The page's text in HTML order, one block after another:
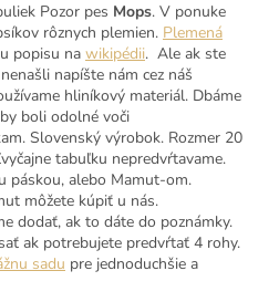
Pozor pes Mops. V ponuke
rôznych plemien. Plemená
popisu na wikipédii. Ale ak ste
napíšte nám cez náš
hliníkový materiál. Dbáme
boli odolné voči
Slovenský výrobok. Rozmer 20
tabuľku nepredvŕtavame.
páskou, alebo Mamut-om.
môžete kúpiť u nás.
dodať, ak to dáte do poznámky.
ak potrebujete predvŕtať 4 rohy.
sadu pre jednoduchšie a